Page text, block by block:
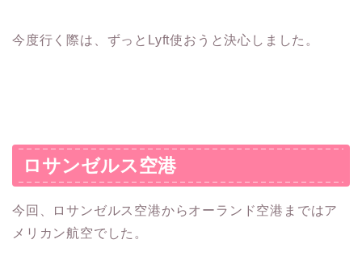
今度行く際は、ずっとLyft使おうと決心しました。
ロサンゼルス空港
今回、ロサンゼルス空港からオーランド空港まではア
メリカン航空でした。